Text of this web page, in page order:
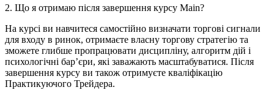
2. Що я отримаю після завершення курсу Main?
На курсі ви навчитеся самостійно визначати торгові сигнали
для входу в ринок, отримаєте власну торгову стратегію та
зможете глибше пропрацювати дисципліну, алгоритм дій і
психологічні бар’єри, які заважають масштабуватися. Після
завершення курсу ви також отримуєте кваліфікацію
Практикуючого Трейдера.